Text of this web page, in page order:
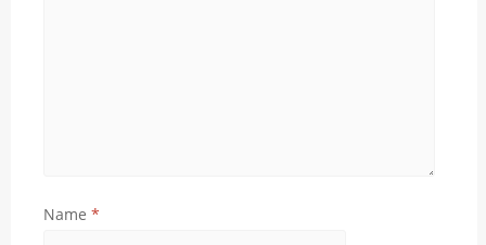
Name *